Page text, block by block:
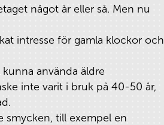
något år eller så. Men nu
intresse för gamla klockor och
använda äldre
inte varit i bruk på 40-50 år,
smycken, till exempel en